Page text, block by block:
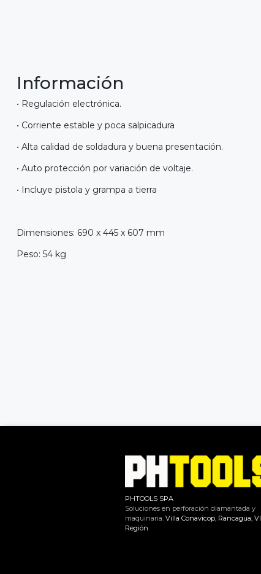
Información
• Regulación electrónica.
• Corriente estable y poca salpicadura
• Alta calidad de soldadura y buena presentación.
• Auto protección por variación de voltaje.
• Incluye pistola y grampa a tierra
Dimensiones: 690 x 445 x 607 mm
Peso: 54 kg
PHTOOLS SPA
Soluciones en perforación diamantada y
maquinaria. Villa Conavicop, Rancagua, VI
Región